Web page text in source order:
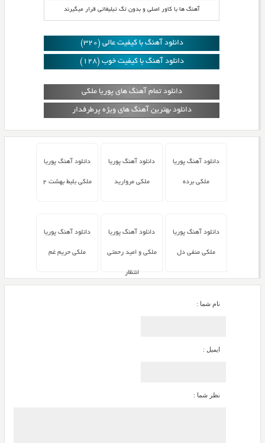
آهنگ ها با کاور اصلی و بدون تگ تبلیغاتی قرار میگیرند
دانلود آهنگ با کیفیت عالی (320)
دانلود آهنگ با کیفیت خوب (128)
دانلود تمام آهنگ های پوریا ملکی
دانلود بهترین آهنگ های ویژه پرطرفدار
دانلود آهنگ پوریا
ملکی برده
دانلود آهنگ پوریا
ملکی مروارید
دانلود آهنگ پوریا
ملکی بلیط بهشت ۲
دانلود آهنگ پوریا
ملکی منفی دل
دانلود آهنگ پوریا
ملکی و امید رحمتی
انتظار
دانلود آهنگ پوریا
ملکی حریم غم
نام شما :
ایمیل :
نظر شما :